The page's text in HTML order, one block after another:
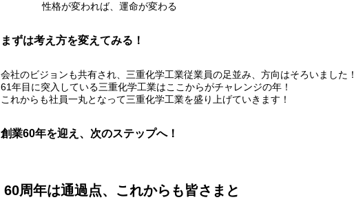
性格が変われば、運命が変わる
まずは考え方を変えてみる！
会社のビジョンも共有され、三重化学工業従業員の足並み、方向はそろいました！
61年目に突入している三重化学工業はここからがチャレンジの年！
これからも社員一丸となって三重化学工業を盛り上げていきます！
創業60年を迎え、次のステップへ！
60周年は通過点、これからも皆さまと